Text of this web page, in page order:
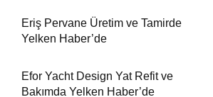
Eriş Pervane Üretim ve Tamirde
Yelken Haber’de
Efor Yacht Design Yat Refit ve
Bakımda Yelken Haber’de